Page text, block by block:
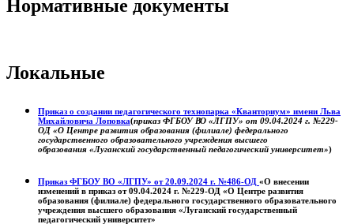
Нормативные документы
Локальные
Приказ о создании педагогического технопарка «Кванториум» имени Льва
Михайловича Лоповка(приказ ФГБОУ ВО «ЛГПУ» от 09.04.2024 г. №229-
ОД «О Центре развития образования (филиале) федерального
государственного образовательного учреждения высшего
образования «Луганский государственный педагогический университет»)
Приказ ФГБОУ ВО «ЛГПУ» от 20.09.2024 г. №486-ОД «О внесении
изменений в приказ от 09.04.2024 г. №229-ОД «О Центре развития
образования (филиале) федерального государственного образовательного
учреждения высшего образования «Луганский государственный
педагогический университет»